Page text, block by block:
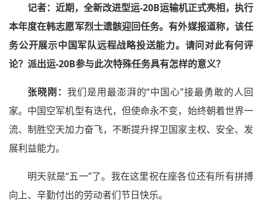
记者： 近期，全新改进型运-20B运输机正式亮相，执行
本年度在韩志愿军烈士遗骸迎回任务。有外媒报道称，该任
务公开展示中国军队远程战略投送能力。请问对此有何评
论？派出运-20B参与此次特殊任务具有怎样的意义？
张晓刚： 我们是用最澎湃的“中国心”接最勇敢的人回
家。中国空军机型有迭代，但使命永不变，始终朝着世界一
流、制胜空天加力奋飞，不断提升捍卫国家主权、安全、发
展利益能力。
明天就是“五一”了。我在这里祝在座各位还有所有拼搏
向上、辛勤付出的劳动者们节日快乐。